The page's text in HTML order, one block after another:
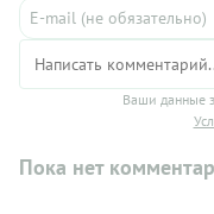
Ваши данные
Пока нет